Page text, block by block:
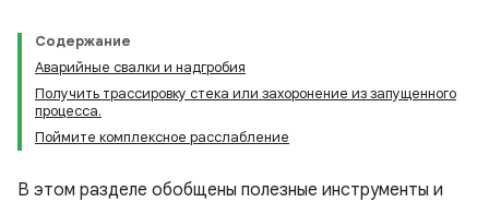
Содержание
Аварийные свалки и надгробия
Получить трассировку стека или захоронение из запущенного
процесса.
Поймите комплексное расслабление
В этом разделе обобщены полезные инструменты и